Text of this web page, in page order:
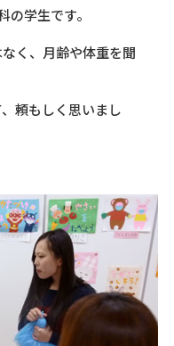
学生です。
く、月齢や体重を聞
頼もしく思いまし